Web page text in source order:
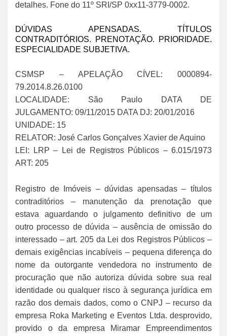
detalhes. Fone do 11º SRI/SP 0xx11-3779-0002.
DÚVIDAS APENSADAS. TÍTULOS
CONTRADITÓRIOS. PRENOTAÇÃO. PRIORIDADE.
ESPECIALIDADE SUBJETIVA.
CSMSP – APELAÇÃO CÍVEL: 0000894-
79.2014.8.26.0100
LOCALIDADE: São Paulo DATA DE
JULGAMENTO: 09/11/2015 DATA DJ: 20/01/2016
UNIDADE: 15
RELATOR: José Carlos Gonçalves Xavier de Aquino
LEI: LRP – Lei de Registros Públicos – 6.015/1973
ART: 205
Registro de Imóveis – dúvidas apensadas – títulos
contraditórios – manutenção da prenotação que
estava aguardando o julgamento definitivo de um
outro processo de dúvida – ausência de omissão do
interessado – art. 205 da Lei dos Registros Públicos –
demais exigências incabíveis – pequena diferença do
nome da outorgante vendedora no instrumento de
procuração que não autoriza dúvida sobre sua real
identidade ou qualquer risco à segurança jurídica em
razão dos demais dados, como o CNPJ – recurso da
empresa Roka Marketing e Eventos Ltda. desprovido,
provido o da empresa Miramar Empreendimentos